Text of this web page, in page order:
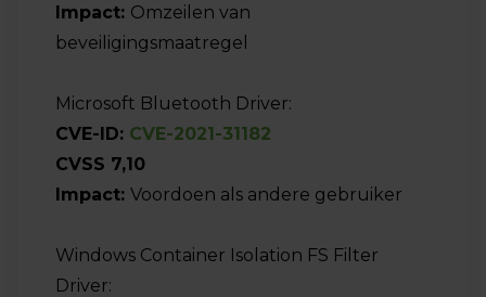
Impact: Omzeilen van
beveiligingsmaatregel
Microsoft Bluetooth Driver:
CVE-ID: CVE-2021-31182
CVSS 7,10
Impact:Voordoen als andere gebruiker
Windows Container Isolation FS Filter
Driver: